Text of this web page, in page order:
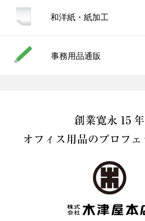
和洋紙・紙加工
事務用品通販